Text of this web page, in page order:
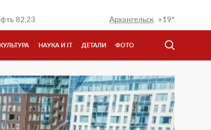
82,23 Архангельск +19°
КУЛЬТУРА НАУКА И IT ДЕТАЛИ ФОТО